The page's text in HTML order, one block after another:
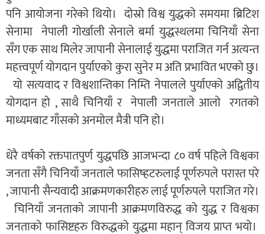
पनि आयोजना गरेको थियो। दोस्रो विश्व युद्धको समयमा ब्रिटिश
सेनामा नेपाली गोर्खाली सेनाले बर्मा युद्धस्थलमा चिनियाँ सेना
सँग एक साथ मिलेर जापानी सेनालाई युद्धमा पराजित गर्न अत्यन्त
महत्त्वपूर्ण योगदान पुर्याएको कुरा सुनेर म अति प्रभावित भएको छु।
यो सत्यवाद र विश्वशान्तिका निम्ति नेपालले पुर्याएको अद्वितीय
योगदान हो , साथै चिनियाँ र नेपाली जनताले आलो रगतको
माध्यमबाट गाँसको अनमोल मैत्री पनि हो।
धेरै वर्षको रक्तपातपुर्ण युद्धपछि आजभन्दा ८० वर्ष पहिले विश्वका
जनता सँगै चिनियाँ जनताले फासिष्हटरुलाई पूर्णरुपले परास्त परे
, जापानी सैन्यवादी आक्रमणकारीहरु लाई पूर्णरुपले पराजित गरे।
चिनियाँ जनताको जापानी आक्रमणविरुद्ध को युद्ध र विश्वका
जनताको फासिष्टहरु विरुद्धको युद्धमा महान् विजय प्राप्त भयो।